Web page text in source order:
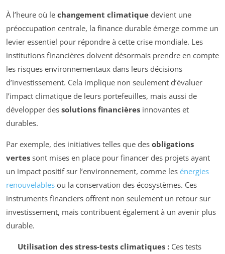
À l’heure où le changement climatique devient une
préoccupation centrale, la finance durable émerge comme un
levier essentiel pour répondre à cette crise mondiale. Les
institutions financières doivent désormais prendre en compte
les risques environnementaux dans leurs décisions
d’investissement. Cela implique non seulement d’évaluer
l’impact climatique de leurs portefeuilles, mais aussi de
développer des solutions financières innovantes et
durables.
Par exemple, des initiatives telles que des obligations
vertes sont mises en place pour financer des projets ayant
un impact positif sur l’environnement, comme les énergies
renouvelables ou la conservation des écosystèmes. Ces
instruments financiers offrent non seulement un retour sur
investissement, mais contribuent également à un avenir plus
durable.
Utilisation des stress-tests climatiques :Ces tests